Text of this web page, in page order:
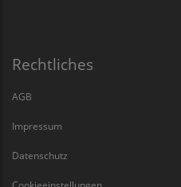
Rechtliches
AGB
Impressum
Datenschutz